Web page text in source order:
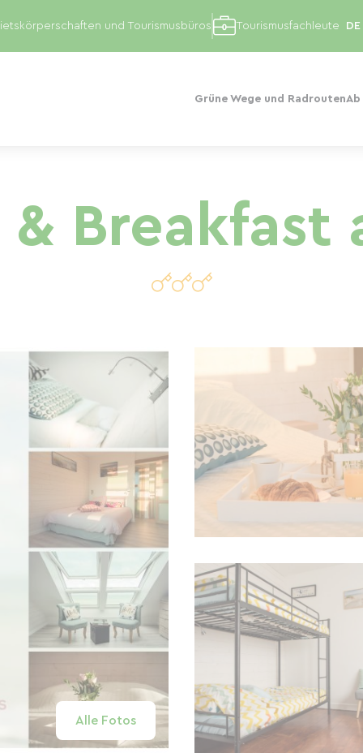
Grüne Wege und Radrouten
und Tourismusbüros Tourismusfachleute
& Breakfast
Alle Fotos